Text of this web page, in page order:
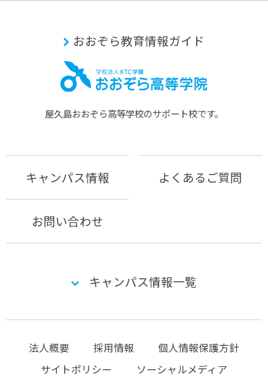
おおぞら教育情報ガイド
屋久島おおぞら⾼等学校のサポート校です。
キャンパス情報 よくあるご質問
お問い合わせ
キャンパス情報一覧
法人概要 採用情報
個人情報保護方針
サイトポリシー
ソーシャルメディア